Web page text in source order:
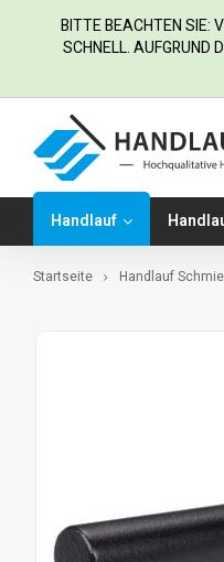
BITTE BEACHTEN SIE:
SCHNELL. AUFGRUND
Handlauf
Startseite Handlauf